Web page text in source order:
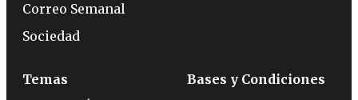
Correo Semanal
Sociedad
Temas
Bases y Condiciones